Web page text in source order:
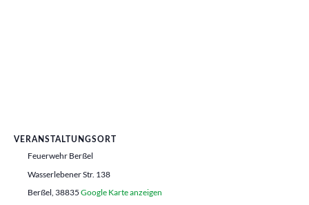
VERANSTALTUNGSORT
Feuerwehr Berßel
Wasserlebener Str. 138
Berßel 38835 Google Karte anzeigen